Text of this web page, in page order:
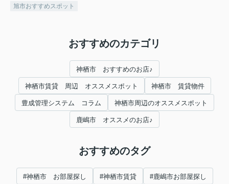
旭市おすすめスポット
おすすめのカテゴリ
神栖市 おすすめのお店♪
神栖市賃貸 周辺 オススメスポット 神栖市 賃貸物件
豊成管理システム コラム 神栖市周辺のオススメスポット
鹿嶋市 オススメのお店♪
おすすめのタグ
#神栖市 お部屋探し #神栖市賃貸 #鹿嶋市お部屋探し